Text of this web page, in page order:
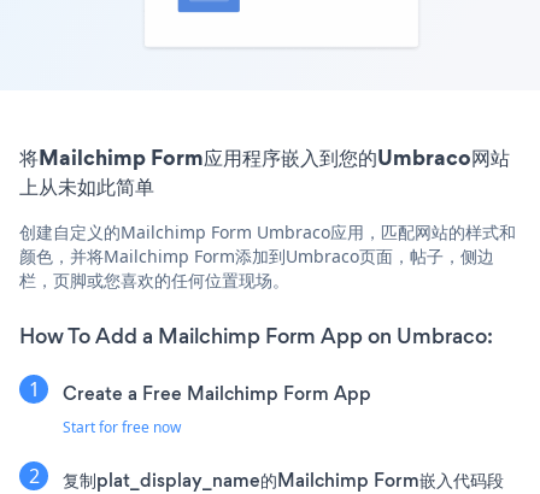
将Mailchimp Form应用程序嵌入到您的Umbraco网站
上从未如此简单
创建自定义的Mailchimp Form Umbraco应用，匹配网站的样式和
颜色，并将Mailchimp Form添加到Umbraco页面，帖子，侧边
栏，页脚或您喜欢的任何位置现场。
How To Add a Mailchimp Form App on Umbraco:
Create a Free Mailchimp Form App
Start for free now
复制plat_display_name的Mailchimp Form嵌入代码段